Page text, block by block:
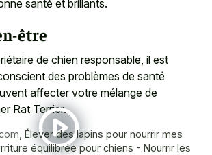
santé et brillants.
être
de chien responsable, il est
des problèmes de santé
affecter votre mélange de
Rat Terrier.
Élever des lapins pour nourrir mes
équilibrée pour chiens - Nourrir les